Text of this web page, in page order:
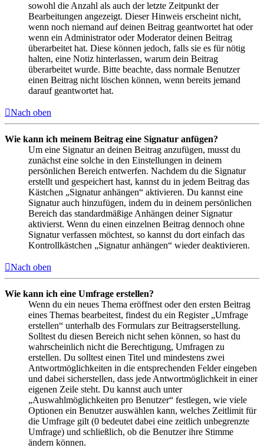
sowohl die Anzahl als auch der letzte Zeitpunkt der
Bearbeitungen angezeigt. Dieser Hinweis erscheint nicht,
wenn noch niemand auf deinen Beitrag geantwortet hat oder
wenn ein Administrator oder Moderator deinen Beitrag
überarbeitet hat. Diese können jedoch, falls sie es für nötig
halten, eine Notiz hinterlassen, warum dein Beitrag
überarbeitet wurde. Bitte beachte, dass normale Benutzer
einen Beitrag nicht löschen können, wenn bereits jemand
darauf geantwortet hat.
Nach oben
Wie kann ich meinem Beitrag eine Signatur anfügen?
Um eine Signatur an deinen Beitrag anzufügen, musst du
zunächst eine solche in den Einstellungen in deinem
persönlichen Bereich entwerfen. Nachdem du die Signatur
erstellt und gespeichert hast, kannst du in jedem Beitrag das
Kästchen „Signatur anhängen“ aktivieren. Du kannst eine
Signatur auch hinzufügen, indem du in deinem persönlichen
Bereich das standardmäßige Anhängen deiner Signatur
aktivierst. Wenn du einen einzelnen Beitrag dennoch ohne
Signatur verfassen möchtest, so kannst du dort einfach das
Kontrollkästchen „Signatur anhängen“ wieder deaktivieren.
Nach oben
Wie kann ich eine Umfrage erstellen?
Wenn du ein neues Thema eröffnest oder den ersten Beitrag
eines Themas bearbeitest, findest du ein Register „Umfrage
erstellen“ unterhalb des Formulars zur Beitragserstellung.
Solltest du diesen Bereich nicht sehen können, so hast du
wahrscheinlich nicht die Berechtigung, Umfragen zu
erstellen. Du solltest einen Titel und mindestens zwei
Antwortmöglichkeiten in die entsprechenden Felder eingeben
und dabei sicherstellen, dass jede Antwortmöglichkeit in einer
eigenen Zeile steht. Du kannst auch unter
„Auswahlmöglichkeiten pro Benutzer“ festlegen, wie viele
Optionen ein Benutzer auswählen kann, welches Zeitlimit für
die Umfrage gilt (0 bedeutet dabei eine zeitlich unbegrenzte
Umfrage) und schließlich, ob die Benutzer ihre Stimme
ändern können.